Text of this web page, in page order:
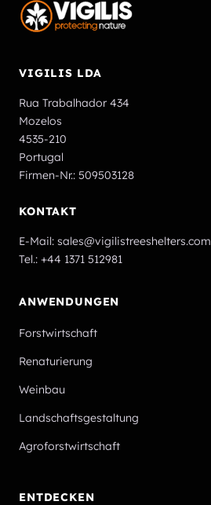
VIGILIS LDA
Rua Trabalhador 434
Mozelos
4535-210
Portugal
Firmen-Nr.: 509503128
KONTAKT
E-Mail: sales@vigilistreeshelters.com
Tel.: +44 1371 512981
ANWENDUNGEN
Forstwirtschaft
Renaturierung
Weinbau
Landschaftsgestaltung
Agroforstwirtschaft
ENTDECKEN